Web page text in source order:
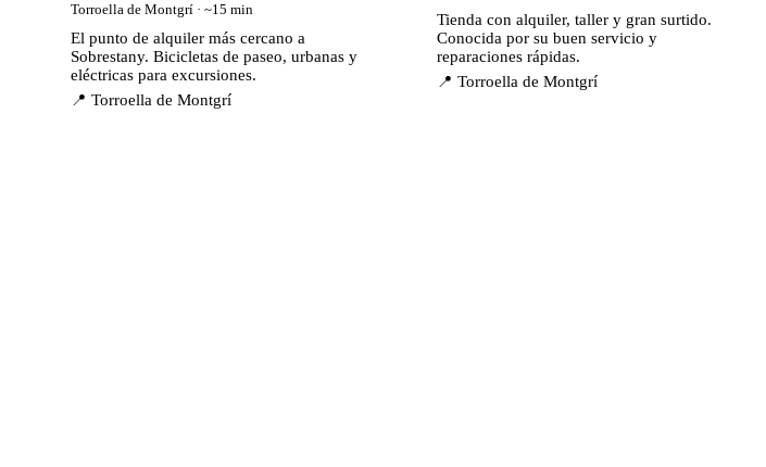
Torroella de Montgrí · ~15 min
El punto de alquiler más cercano a
Sobrestany. Bicicletas de paseo, urbanas y
eléctricas para excursiones.
📍 Torroella de Montgrí
Tienda con alquiler, taller y gran surtido.
Conocida por su buen servicio y
reparaciones rápidas.
📍 Torroella de Montgrí